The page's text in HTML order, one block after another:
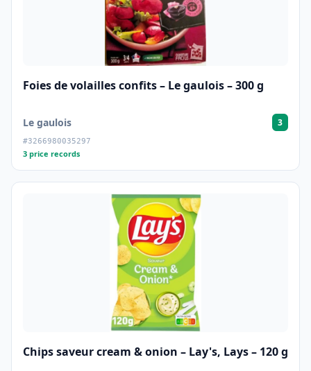
Foies de volailles confits – Le gaulois – 300 g
Le gaulois 3
#3266980035297
3 price records
Chips saveur cream & onion – Lay's, Lays – 120 g